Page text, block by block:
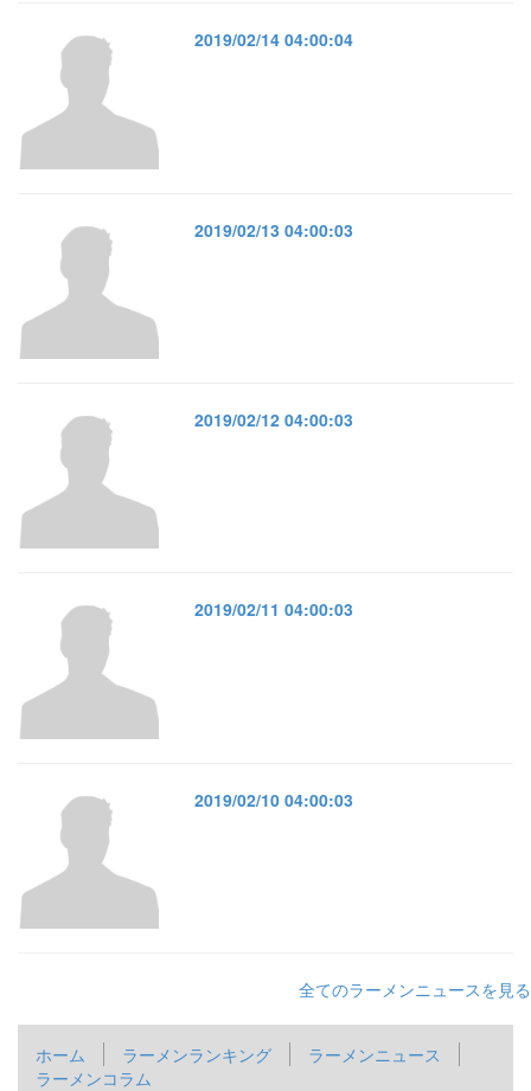
2019/02/14 04:00:04
2019/02/13 04:00:03
2019/02/12 04:00:03
2019/02/11 04:00:03
2019/02/10 04:00:03
全てのラーメンニュースを見る
ホーム ラーメンランキング
ラーメンニュース
ラーメンコラム